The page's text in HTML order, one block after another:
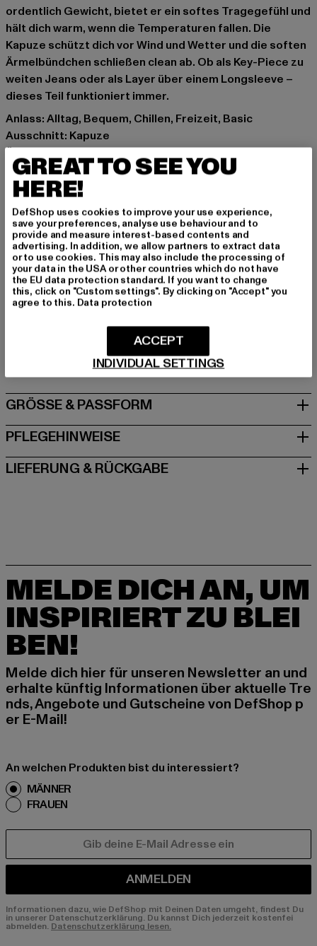
ordentlich Gewicht, bietet er ein softes Tragegefühl und
hält dich warm, wenn die Temperaturen fallen. Die
Kapuze schützt dich vor Wind und Wetter und die soften
Ärmelbündchen schließen clean ab. Ob als Key-Piece zu
weiten Jeans oder als Layer über einem Longsleeve –
dieses Teil funktioniert immer.
Anlass: Alltag, Bequem, Chillen, Freizeit, Basic
Ausschnitt: Kapuze
Ärmelart: Langarm
Details: Kängurutasche, Rippstrickbündchen
Schnitt: Oversize
Kat.: Hoodies
Farbe: pink
Hersteller Farbe: hibiskuspink
Materialzusammensetzung: 100% Baumwolle
Art.Nr: TB7270-06989
Hersteller: TB International GmbH |info@tbint.de
Dr.-Robert-Murjahn-Straße 7 | 64372 Ober-Ramstadt |
GRÖSSE & PASSFORM
PFLEGEHINWEISE
LIEFERUNG & RÜCKGABE
MELDE DICH AN, UM
INSPIRIERT ZU BLEI
BEN!
Melde dich hier für unseren Newsletter an und
erhalte künftig Informationen über aktuelle Tre
nds, Angebote und Gutscheine von DefShop p
er E-Mail!
An welchen Produkten bist du interessiert?
MÄNNER
FRAUEN
ANMELDEN
Informationen dazu, wie DefShop mit Deinen Daten umgeht, findest Du
in unserer Datenschutzerklärung. Du kannst Dich jederzeit kostenfei
abmelden. Datenschutzerklärung lesen.
GREAT TO SEE YOU
HERE!
DefShop uses cookies to improve your use experience,
save your preferences, analyse use behaviour and to
provide and measure interest-based contents and
advertising. In addition, we allow partners to extract data
or to use cookies. This may also include the processing of
your data in the USA or other countries which do not have
the EU data protection standard. If you want to change
this, click on "Custom settings". By clicking on "Accept" you
agree to this. Data protection
INDIVIDUAL SETTINGS
ACCEPT